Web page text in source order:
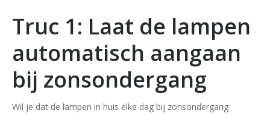
Truc 1: Laat de lampen
automatisch aangaan
bij zonsondergang
Wil je dat de lampen in huis elke dag bij zonsondergang